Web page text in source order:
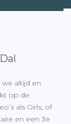
we altijd en
op de
als Girls, of
en een 3e